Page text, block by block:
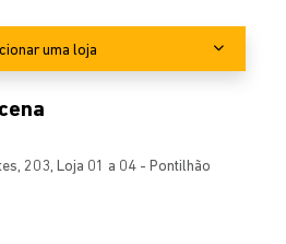
uma loja
203, Loja 01 a 04 - Pontilhão